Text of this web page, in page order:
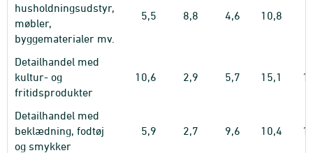
husholdningsudstyr,
møbler,
byggematerialer mv.
5,5 8,8 4,6 10,8
Detailhandel med
kultur- og
fritidsprodukter
10,6 2,9 5,7 15,1
Detailhandel med
beklædning, fodtøj
og smykker
5,9 2,7 9,6 10,4